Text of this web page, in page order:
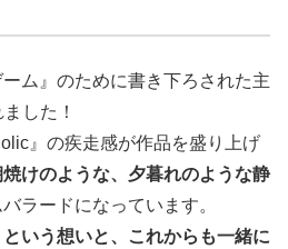
ーム』のために書き下ろされた主
した！
』の疾走感が作品を盛り上げ
焼けのような、夕暮れのような静
ラードになっています。
という想いと、これからも一緒に